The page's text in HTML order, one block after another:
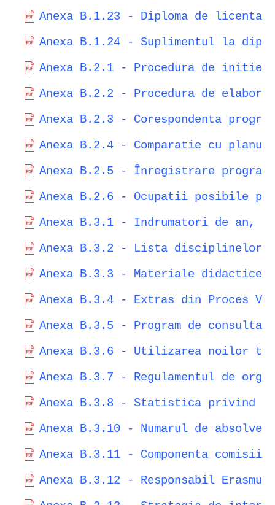
Anexa B.1.23 - Diploma de
Anexa B.1.24 - Suplimentul la
Anexa B.2.1 - Procedura de
Anexa B.2.2 - Procedura de
Anexa B.2.3 - Corespondenta
Anexa B.2.4 - Comparatie cu
Anexa B.2.5 - Înregistrare
Anexa B.2.6 - Ocupatii posibile
Anexa B.3.1 - Indrumatori de an,
Anexa B.3.2 - Lista disciplinelor
Anexa B.3.3 - Materiale
Anexa B.3.4 - Extras din Proces
Anexa B.3.5 - Program de
Anexa B.3.6 - Utilizarea noilor
Anexa B.3.7 - Regulamentul de
Anexa B.3.8 - Statistica privind
Anexa B.3.10 - Numarul de
Anexa B.3.11 - Componenta
Anexa B.3.12 - Responsabil